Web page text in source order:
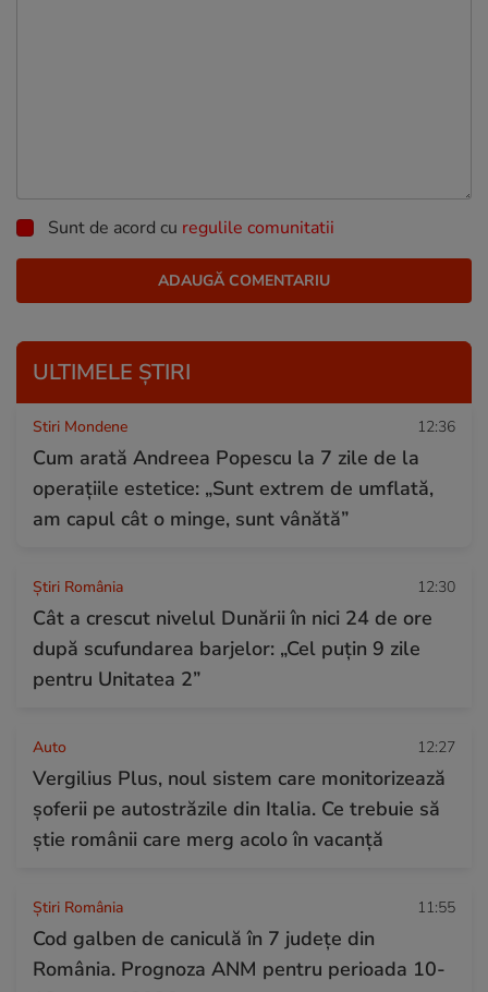
Sunt de acord cu regulile comunitatii
ULTIMELE ȘTIRI
Stiri Mondene 12:36
Cum arată Andreea Popescu la 7 zile de la
operațiile estetice: „Sunt extrem de umflată,
am capul cât o minge, sunt vânătă”
Știri România 12:30
Cât a crescut nivelul Dunării în nici 24 de ore
după scufundarea barjelor: „Cel puțin 9 zile
pentru Unitatea 2”
Auto 12:27
Vergilius Plus, noul sistem care monitorizează
șoferii pe autostrăzile din Italia. Ce trebuie să
știe românii care merg acolo în vacanță
Știri România 11:55
Cod galben de caniculă în 7 județe din
România. Prognoza ANM pentru perioada 10-